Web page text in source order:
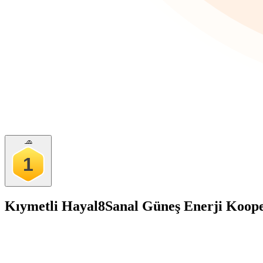
🧢
1
Kıymetli Hayal8Sanal Güneş Enerji